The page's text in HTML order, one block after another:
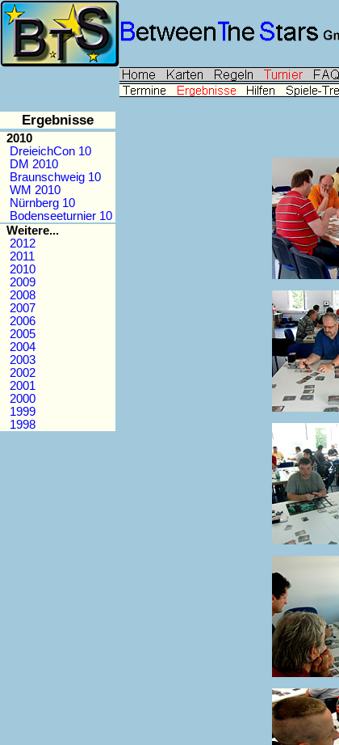
Ergebnisse
2010
DreieichCon 10
DM 2010
Braunschweig 10
WM 2010
Nürnberg 10
Bodenseeturnier 10
Weitere...
2012
2011
2010
2009
2008
2007
2006
2005
2004
2003
2002
2001
2000
1999
1998